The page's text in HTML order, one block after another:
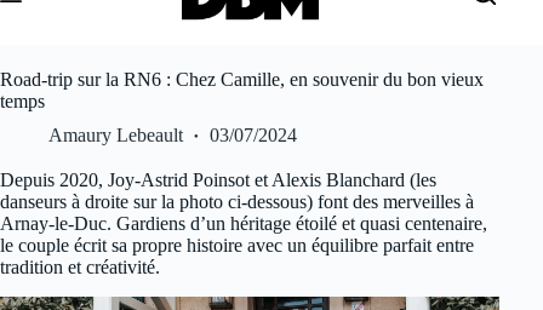
Road-trip sur la RN6 : Chez Camille, en souvenir du bon vieux
temps
Amaury Lebeault
03/07/2024
Depuis 2020, Joy-Astrid Poinsot et Alexis Blanchard (les
danseurs à droite sur la photo ci-dessous) font des merveilles à
Arnay-le-Duc. Gardiens d’un héritage étoilé et quasi centenaire,
le couple écrit sa propre histoire avec un équilibre parfait entre
tradition et créativité.